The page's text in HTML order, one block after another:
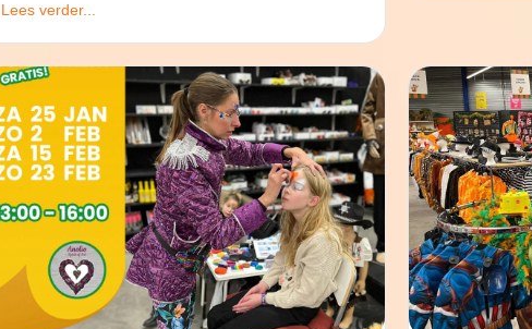
Lees verder...